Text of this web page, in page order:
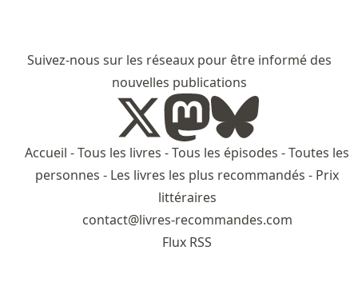
Suivez-nous sur les réseaux pour être informé des
nouvelles publications
Accueil -Tous les livres -Tous les épisodes -Toutes les
personnes - Les livres les plus recommandés - Prix
littéraires
contact@livres-recommandes.com
Flux RSS